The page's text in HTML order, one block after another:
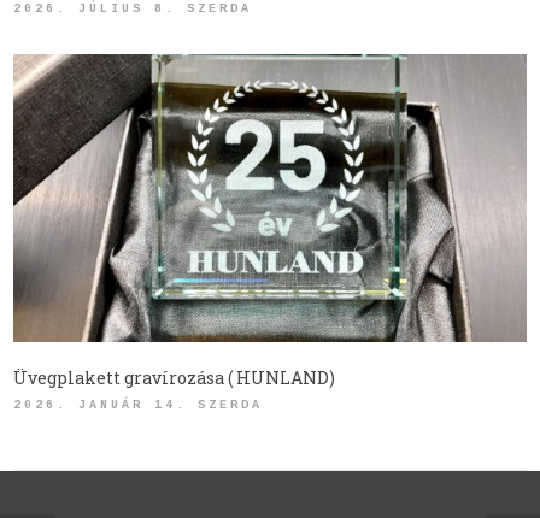
2026. JÚLIUS 8. SZERDA
Üvegplakett gravírozása ( HUNLAND)
2026. JANUÁR 14. SZERDA